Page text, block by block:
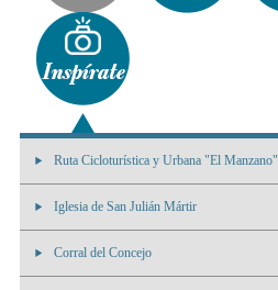
Ruta Cicloturística y Urbana "El Manzano"
Iglesia de San Julián Mártir
Corral del Concejo